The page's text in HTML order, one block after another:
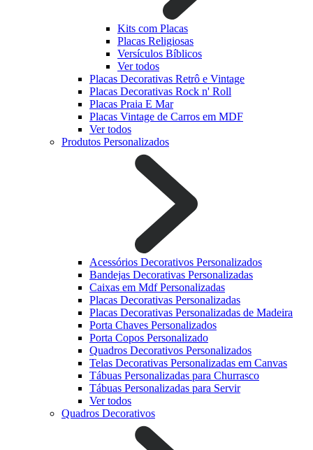
Kits com Placas
Placas Religiosas
Versículos Bíblicos
Ver todos
Placas Decorativas Retrô e Vintage
Placas Decorativas Rock n' Roll
Placas Praia E Mar
Placas Vintage de Carros em MDF
Ver todos
Produtos Personalizados
Acessórios Decorativos Personalizados
Bandejas Decorativas Personalizadas
Caixas em Mdf Personalizadas
Placas Decorativas Personalizadas
Placas Decorativas Personalizadas de Madeira
Porta Chaves Personalizados
Porta Copos Personalizado
Quadros Decorativos Personalizados
Telas Decorativas Personalizadas em Canvas
Tábuas Personalizadas para Churrasco
Tábuas Personalizadas para Servir
Ver todos
Quadros Decorativos